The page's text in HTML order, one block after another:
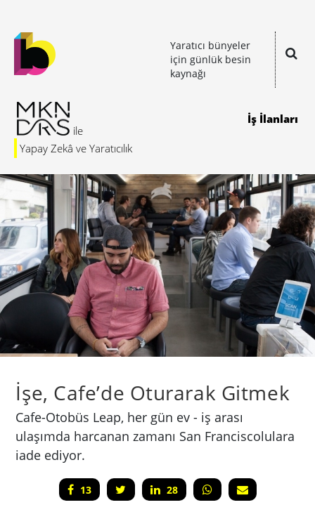
Yaratıcı bünyeler
için günlük besin
kaynağı
Yapay Zekâ ve Yaratıcılık
İş İlanları
İşe, Cafe’de Oturarak Gitmek
Cafe-Otobüs Leap, her gün ev - iş arası
ulaşımda harcanan zamanı San Franciscolulara
iade ediyor.
13 28